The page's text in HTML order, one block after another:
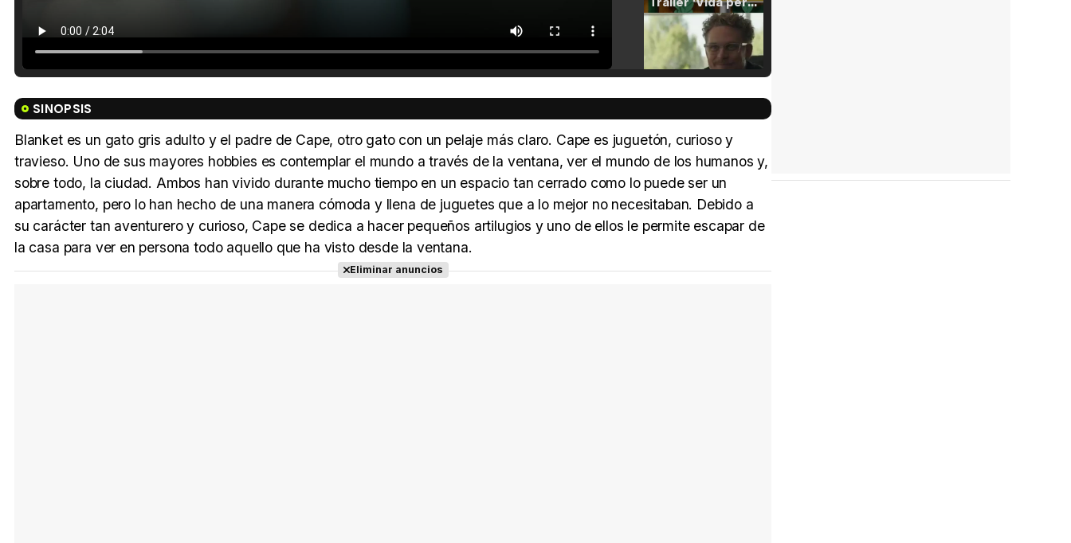
Tráiler 'Do Not Enter' (2026)
SINOPSIS
Blanket es un gato gris adulto y el padre de Cape, otro gato con un pelaje más claro. Cape es juguetón, curioso y
travieso. Uno de sus mayores hobbies es contemplar el mundo a través de la ventana, ver el mundo de los humanos y,
sobre todo, la ciudad. Ambos han vivido durante mucho tiempo en un espacio tan cerrado como lo puede ser un
apartamento, pero lo han hecho de una manera cómoda y llena de juguetes que a lo mejor no necesitaban. Debido a
su carácter tan aventurero y curioso, Cape se dedica a hacer pequeños artilugios y uno de ellos le permite escapar de
la casa para ver en persona todo aquello que ha visto desde la ventana.
Eliminar anuncios